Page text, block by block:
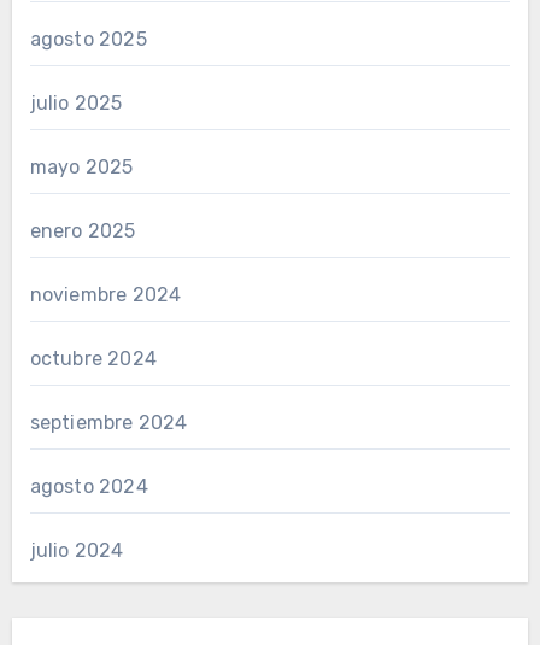
agosto 2025
julio 2025
mayo 2025
enero 2025
noviembre 2024
octubre 2024
septiembre 2024
agosto 2024
julio 2024